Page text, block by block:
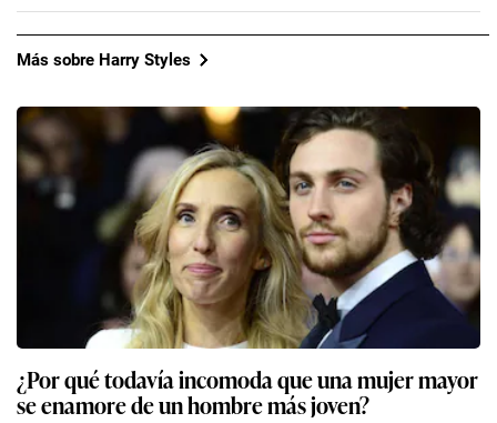
Más sobre Harry Styles
¿Por qué todavía incomoda que una mujer mayor
se enamore de un hombre más joven?